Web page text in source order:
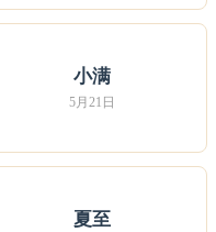
小满
5月21日
夏至